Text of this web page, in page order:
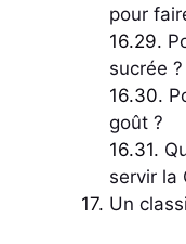
pour
sucrée ?
goût ?
servir la
Un